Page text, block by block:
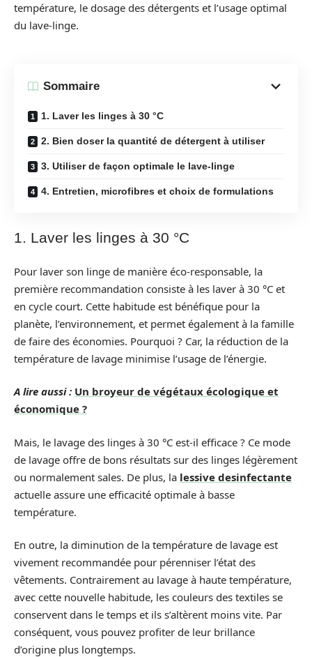
température, le dosage des détergents et l’usage optimal
du lave-linge.
Sommaire
1. Laver les linges à 30 °C
2. Bien doser la quantité de détergent à utiliser
3. Utiliser de façon optimale le lave-linge
4. Entretien, microfibres et choix de formulations
1. Laver les linges à 30 °C
Pour laver son linge de manière éco-responsable, la
première recommandation consiste à les laver à 30 °C et
en cycle court. Cette habitude est bénéfique pour la
planète, l’environnement, et permet également à la famille
de faire des économies. Pourquoi ? Car, la réduction de la
température de lavage minimise l’usage de l’énergie.
A lire aussi : Un broyeur de végétaux écologique et
économique ?
Mais, le lavage des linges à 30 °C est-il efficace ? Ce mode
de lavage offre de bons résultats sur des linges légèrement
ou normalement sales. De plus, la lessive desinfectante
actuelle assure une efficacité optimale à basse
température.
En outre, la diminution de la température de lavage est
vivement recommandée pour pérenniser l’état des
vêtements. Contrairement au lavage à haute température,
avec cette nouvelle habitude, les couleurs des textiles se
conservent dans le temps et ils s’altèrent moins vite. Par
conséquent, vous pouvez profiter de leur brillance
d’origine plus longtemps.